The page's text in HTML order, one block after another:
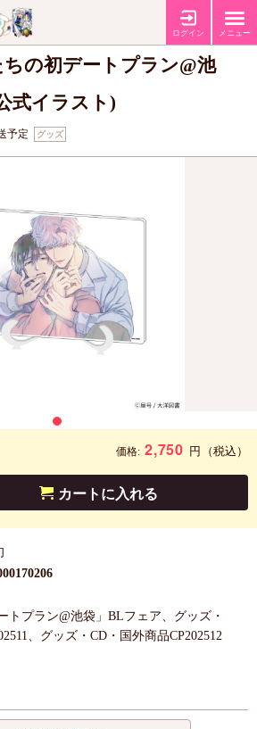
ログイン メニュー
ード(A5サイズ)「屋号先
の初デートプラン@池
式イラスト)
予定 グッズ
価格: 2,750 円 （税込）
カートに入れる
トプラン@池袋」BLフェア、グッズ・
、グッズ・CD・国外商品CP202512